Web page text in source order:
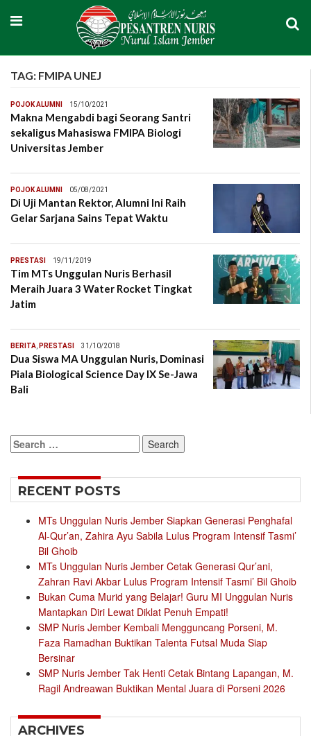
TAG: FMIPA UNEJ
POJOK ALUMNI 15/10/2021
Makna Mengabdi bagi Seorang Santri
sekaligus Mahasiswa FMIPA Biologi
Universitas Jember
POJOK ALUMNI 05/08/2021
Di Uji Mantan Rektor, Alumni Ini Raih
Gelar Sarjana Sains Tepat Waktu
PRESTASI 19/11/2019
Tim MTs Unggulan Nuris Berhasil
Meraih Juara 3 Water Rocket Tingkat
Jatim
BERITA PRESTASI 31/10/2018
Dua Siswa MA Unggulan Nuris, Dominasi
Piala Biological Science Day IX Se-Jawa
Bali
Search
for:
RECENT POSTS
MTs Unggulan Nuris Jember Siapkan Generasi Penghafal
Al-Qur’an, Zahira Ayu Sabila Lulus Program Intensif Tasmi’
Bil Ghoib
MTs Unggulan Nuris Jember Cetak Generasi Qur’ani,
Zahran Ravi Akbar Lulus Program Intensif Tasmi’ Bil Ghoib
Bukan Cuma Murid yang Belajar! Guru MI Unggulan Nuris
Mantapkan Diri Lewat Diklat Penuh Empati!
SMP Nuris Jember Kembali Mengguncang Porseni, M.
Faza Ramadhan Buktikan Talenta Futsal Muda Siap
Bersinar
SMP Nuris Jember Tak Henti Cetak Bintang Lapangan, M.
Ragil Andreawan Buktikan Mental Juara di Porseni 2026
ARCHIVES